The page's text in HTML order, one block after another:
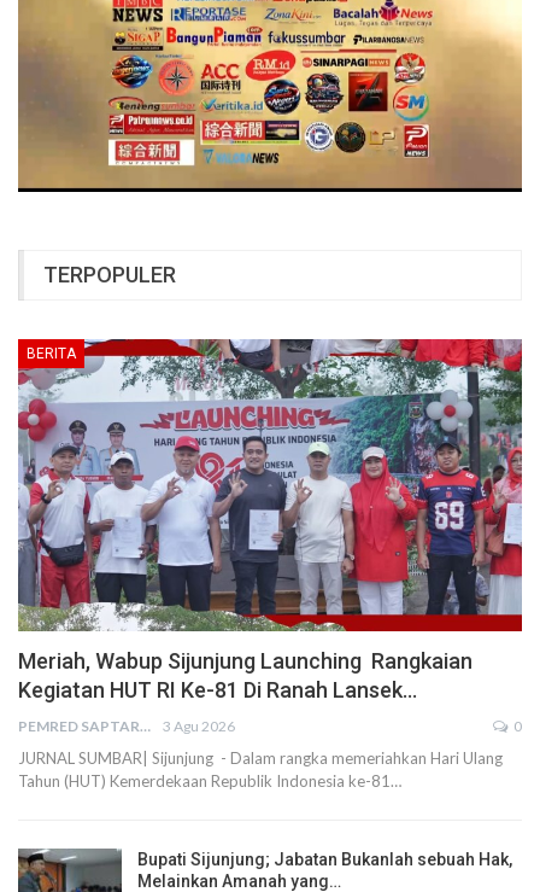
TERPOPULER
BERITA
Meriah, Wabup Sijunjung Launching Rangkaian
Kegiatan HUT RI Ke-81 Di Ranah Lansek…
PEMRED SAPTARIUS 3 Agu 2026 0
JURNAL SUMBAR| Sijunjung - Dalam rangka memeriahkan Hari Ulang
Tahun (HUT) Kemerdekaan Republik Indonesia ke-81…
Bupati Sijunjung; Jabatan Bukanlah sebuah Hak,
Melainkan Amanah yang…